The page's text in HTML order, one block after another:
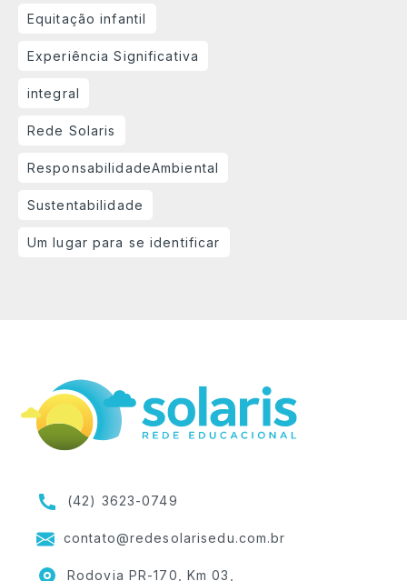
Equitação infantil
Experiência Significativa
integral
Rede Solaris
ResponsabilidadeAmbiental
Sustentabilidade
Um lugar para se identificar
(42) 3623-0749
contato@redesolarisedu.com.br
Rodovia PR-170, Km 03,